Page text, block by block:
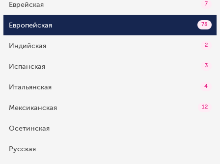
Еврейская 7
Европейская 78
Индийская 2
Испанская 3
Итальянская 4
Мексиканская 12
Осетинская
Русская